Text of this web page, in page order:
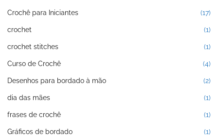
Crochê para Iniciantes (17)
crochet (1)
crochet stitches (1)
Curso de Crochê (4)
Desenhos para bordado à mão (2)
dia das mães (1)
frases de crochê (1)
Gráficos de bordado (1)